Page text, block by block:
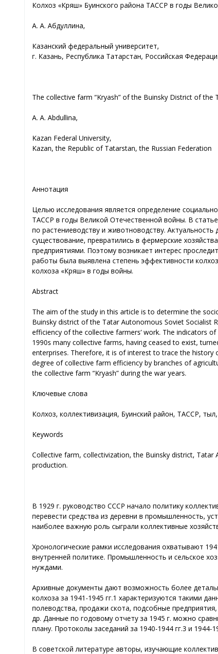
Колхоз «Кряш» Буинского района ТАССР в годы
А. А. Абдуллина,
Казанский федеральный университет,
г. Казань, Республика Татарстан, Российская
The collective farm “Kryash” of the Buinsky District of
А. A. Abdullina,
Kazan Federal University,
Kazan, the Republic of Tatarstan, the Russian Federation
Аннотация
Целью исследования является определение
ТАССР в годы Великой Отечественной войны. В
по растениеводству и животноводству.
существование, превратились в фермерские
предприятиями. Поэтому возникает интерес
работы была выявлена степень эффективности
колхоза «Кряш» в годы войны.
Abstract
The aim of the study in this article is to determine the
Buinsky district of the Tatar Autonomous Soviet Socialist
efficiency of the collective farmers’ work. The indicators
1990s many collective farms, having ceased to exist,
enterprises. Therefore, it is of interest to trace the
degree of collective farm efficiency by branches of
the collective farm “Kryash” during the war years.
Ключевые слова
Колхоз, коллективизация, Буинский район, ТАССР,
Keywords
Collective farm, collectivization, the Buinsky district,
production.
В 1929 г. руководство СССР начало политику
перевести средства из деревни в промышленность,
наиболее важную роль сыграли коллективные
Хронологические рамки исследования охватывают
внутренней политике. Промышленность и сельское
нуждами.
Архивные документы дают возможность более
колхоза за 1941-1945 гг.1 характеризуются такими
полеводства, продажи скота, подсобные
др. Данные по годовому отчету за 1945 г. можно
плану. Протоколы заседаний за 1940-1944 гг.3 и
В советской литературе авторы, изучающие